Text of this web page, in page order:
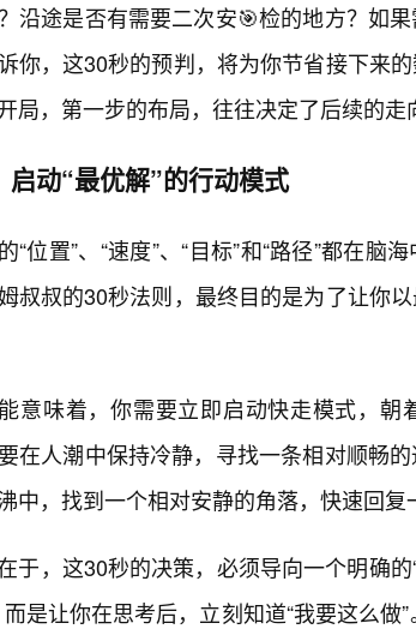
沿途是否有需要二次安🎯检的地方？如
你，这30秒的预判，将为你节省接下来
局，第一步的布局，往往决定了后续的走
启动“最优解”的行动模式
“位置”、“速度”、“目标”和“路径”都在
叔叔的30秒法则，最终目的是为了让你
意味着，你需要立即启动快走模式，朝
在人潮中保持冷静，寻找一条相对顺畅
中，找到一个相对安静的角落，快速回复
于，这30秒的决策，必须导向一个明确
而是让你在思考后，立刻知道“我要这么做